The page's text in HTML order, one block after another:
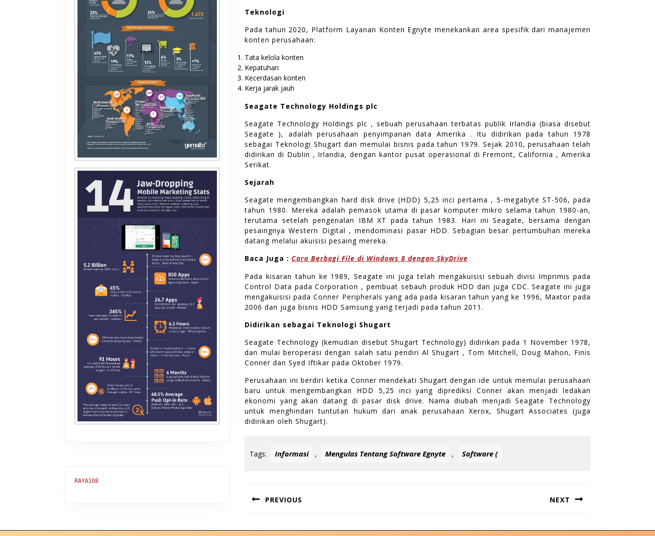
RAYA108
Teknologi
Pada tahun 2020, Platform Layanan Konten Egnyte menekankan area spesifik dari manajemen
konten perusahaan:
Tata kelola konten
Kepatuhan
Kecerdasan konten
Kerja jarak jauh
Seagate Technology Holdings plc
Seagate Technology Holdings plc , sebuah perusahaan terbatas publik Irlandia (biasa disebut
Seagate ), adalah perusahaan penyimpanan data Amerika . Itu didirikan pada tahun 1978
sebagai Teknologi Shugart dan memulai bisnis pada tahun 1979. Sejak 2010, perusahaan telah
didirikan di Dublin , Irlandia, dengan kantor pusat operasional di Fremont, California , Amerika
Serikat.
Sejarah
Seagate mengembangkan hard disk drive (HDD) 5,25 inci pertama , 5-megabyte ST-506, pada
tahun 1980. Mereka adalah pemasok utama di pasar komputer mikro selama tahun 1980-an,
terutama setelah pengenalan IBM XT pada tahun 1983. Hari ini Seagate, bersama dengan
pesaingnya Western Digital , mendominasi pasar HDD. Sebagian besar pertumbuhan mereka
datang melalui akuisisi pesaing mereka.
Baca Juga : Cara Berbagi File di Windows 8 dengan SkyDrive
Pada kisaran tahun ke 1989, Seagate ini juga telah mengakuisisi sebuah divisi Imprimis pada
Control Data pada Corporation , pembuat sebauh produk HDD dan juga CDC. Seagate ini juga
mengakuisisi pada Conner Peripherals yang ada pada kisaran tahun yang ke 1996, Maxtor pada
2006 dan juga bisnis HDD Samsung yang terjadi pada tahun 2011.
Didirikan sebagai Teknologi Shugart
Seagate Technology (kemudian disebut Shugart Technology) didirikan pada 1 November 1978,
dan mulai beroperasi dengan salah satu pendiri Al Shugart , Tom Mitchell, Doug Mahon, Finis
Conner dan Syed Iftikar pada Oktober 1979.
Perusahaan ini berdiri ketika Conner mendekati Shugart dengan ide untuk memulai perusahaan
baru untuk mengembangkan HDD 5,25 inci yang diprediksi Conner akan menjadi ledakan
ekonomi yang akan datang di pasar disk drive. Nama diubah menjadi Seagate Technology
untuk menghindari tuntutan hukum dari anak perusahaan Xerox, Shugart Associates (juga
didirikan oleh Shugart).
Tags: Informasi , Mengulas Tentang Software Egnyte , Software (
navigation
PREVIOUS NEXT